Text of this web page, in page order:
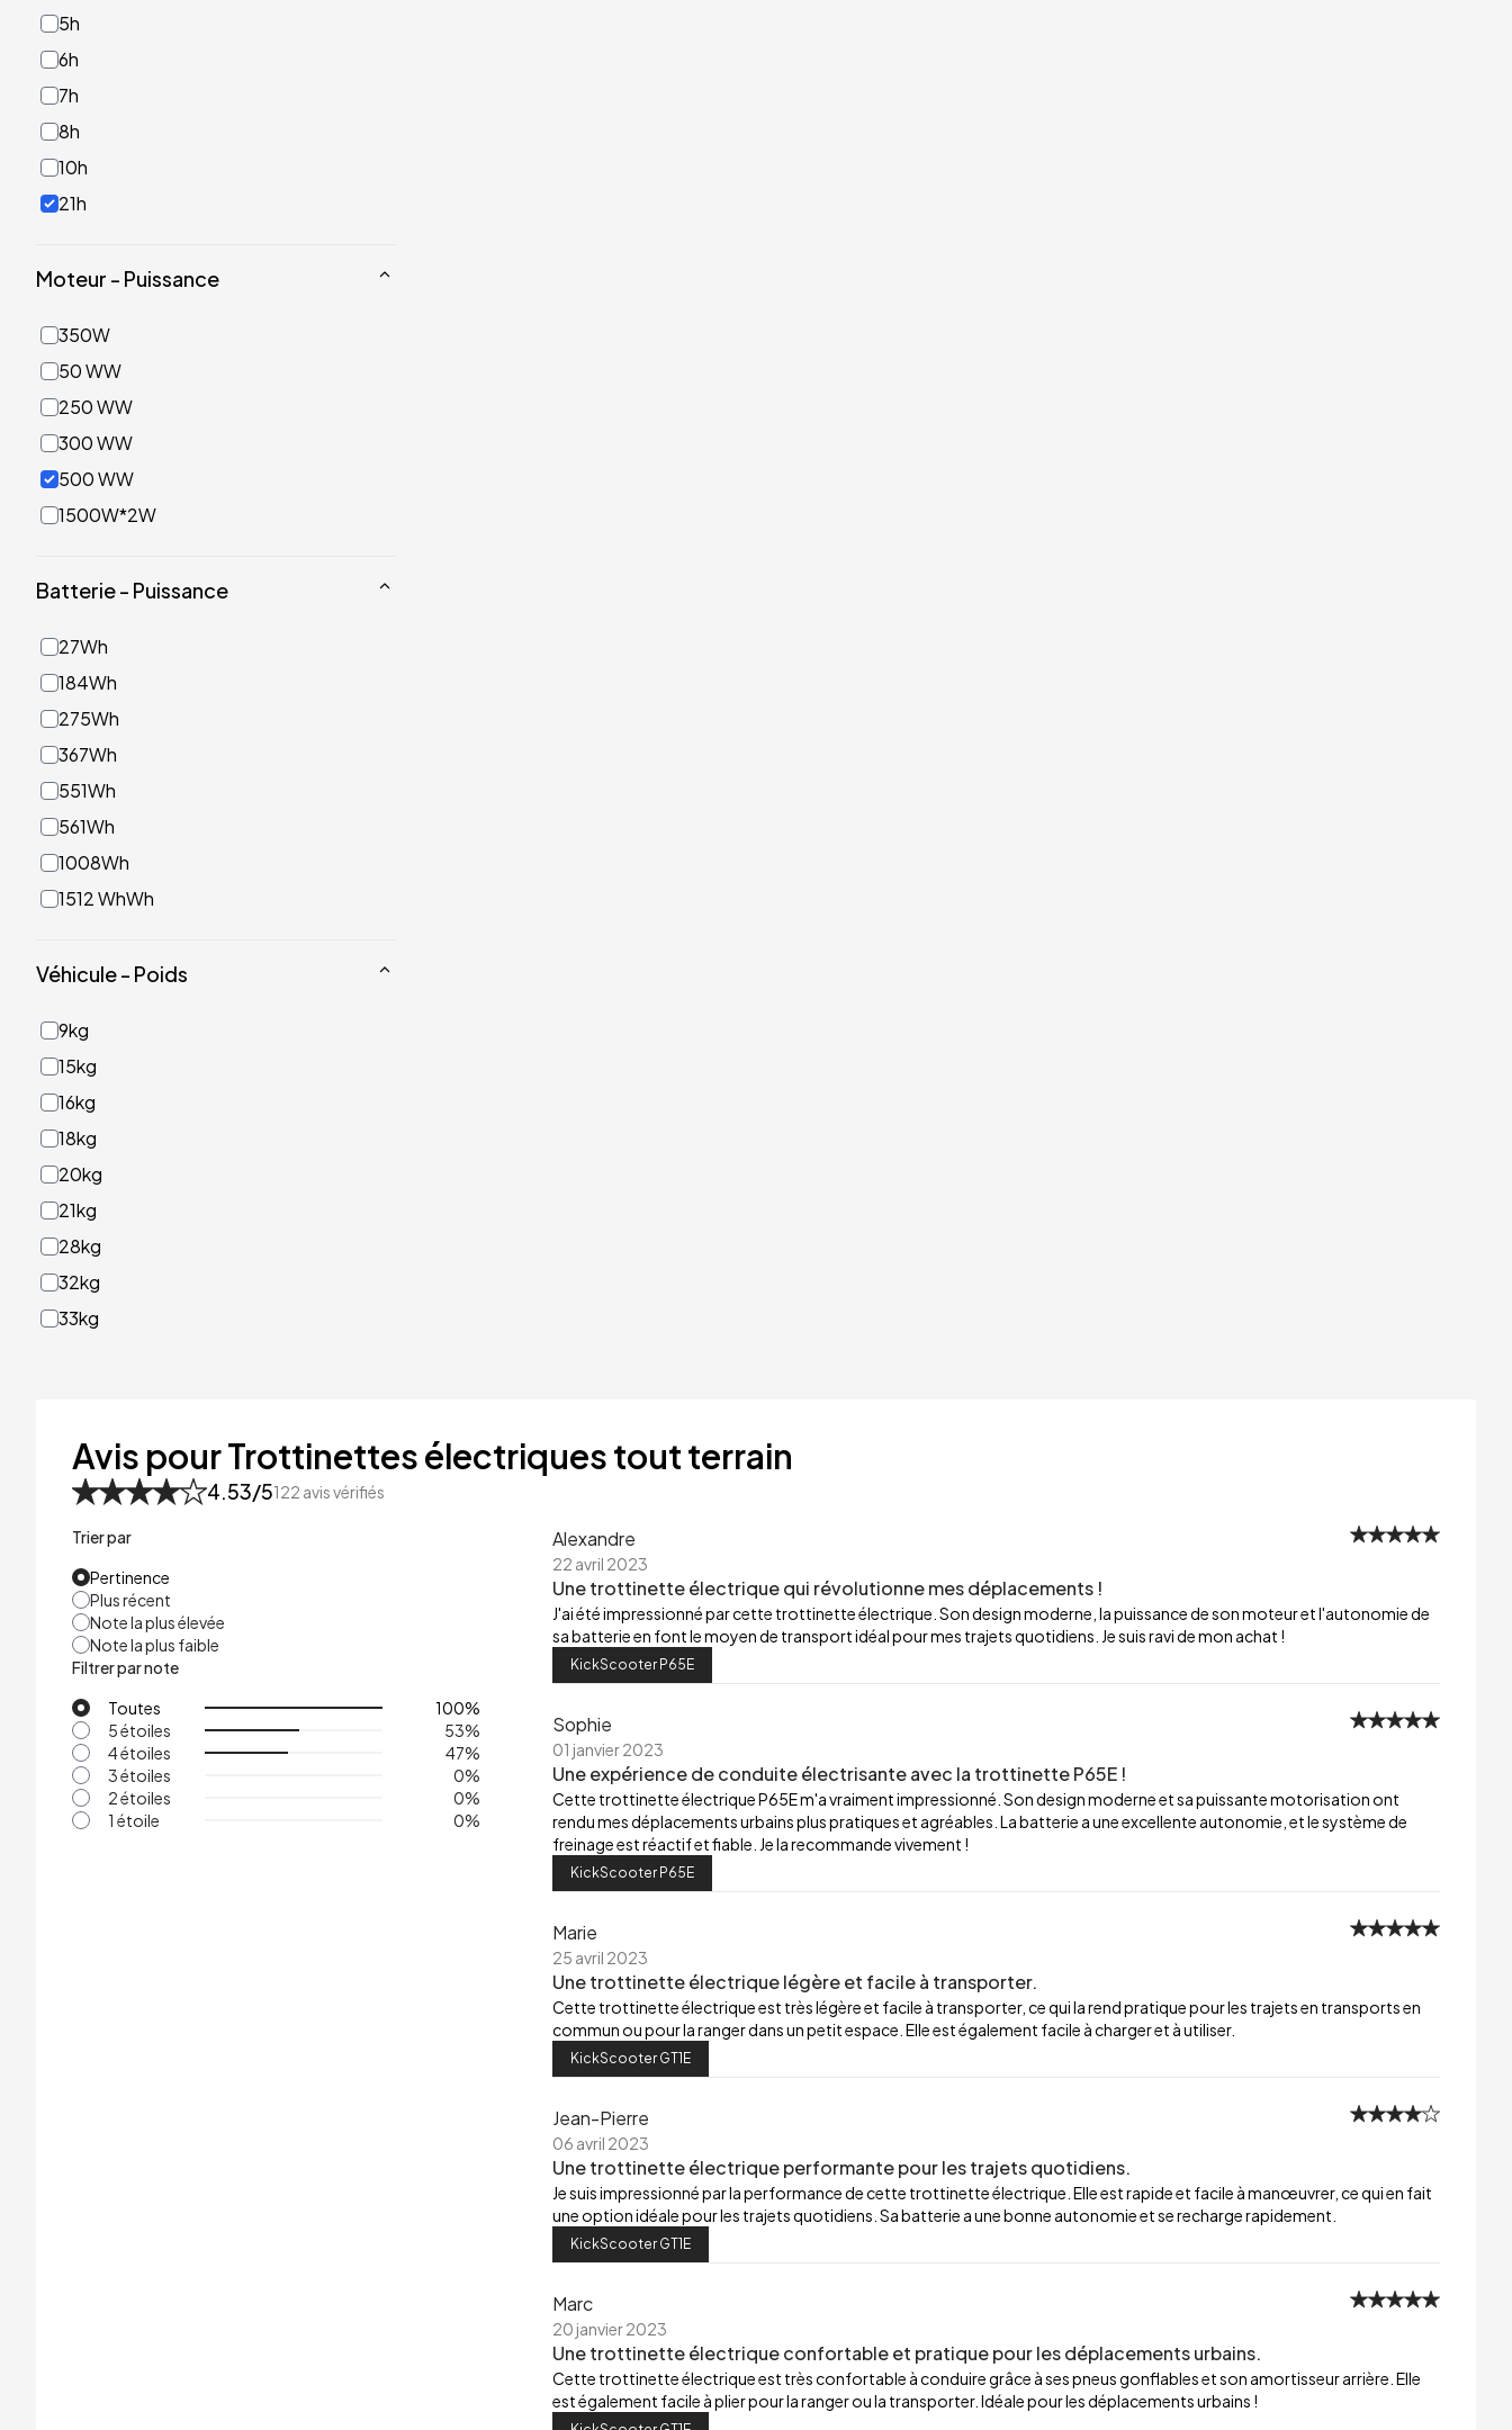
5h
6h
7h
8h
10h
21h
Moteur - Puissance
350W
50 WW
250 WW
300 WW
500 WW
1500W*2W
Batterie - Puissance
27Wh
184Wh
275Wh
367Wh
551Wh
561Wh
1008Wh
1512 WhWh
Véhicule - Poids
9kg
15kg
16kg
18kg
20kg
21kg
28kg
32kg
33kg
53kg
Avis pour Trottinettes électriques tout terrain
4.53/5122 avis vérifiés
Trier par
Pertinence
Plus récent
Note la plus élevée
Note la plus faible
Filtrer par note
Toutes
100%
5 étoiles
53%
4 étoiles
47%
3 étoiles
0%
2 étoiles
0%
1 étoile
0%
Alexandre
22 avril 2023
Une trottinette électrique qui révolutionne mes déplacements !
J'ai été impressionné par cette trottinette électrique. Son design moderne, la puissance de son moteur et l'autonomie de
sa batterie en font le moyen de transport idéal pour mes trajets quotidiens. Je suis ravi de mon achat !
KickScooter P65E
Sophie
01 janvier 2023
Une expérience de conduite électrisante avec la trottinette P65E !
Cette trottinette électrique P65E m'a vraiment impressionné. Son design moderne et sa puissante motorisation ont
rendu mes déplacements urbains plus pratiques et agréables. La batterie a une excellente autonomie, et le système de
freinage est réactif et fiable. Je la recommande vivement !
KickScooter P65E
Marie
25 avril 2023
Une trottinette électrique légère et facile à transporter.
Cette trottinette électrique est très légère et facile à transporter, ce qui la rend pratique pour les trajets en transports en
commun ou pour la ranger dans un petit espace. Elle est également facile à charger et à utiliser.
KickScooter GT1E
Jean-Pierre
06 avril 2023
Une trottinette électrique performante pour les trajets quotidiens.
Je suis impressionné par la performance de cette trottinette électrique. Elle est rapide et facile à manœuvrer, ce qui en fait
une option idéale pour les trajets quotidiens. Sa batterie a une bonne autonomie et se recharge rapidement.
KickScooter GT1E
Marc
20 janvier 2023
Une trottinette électrique confortable et pratique pour les déplacements urbains.
Cette trottinette électrique est très confortable à conduire grâce à ses pneus gonflables et son amortisseur arrière. Elle
est également facile à plier pour la ranger ou la transporter. Idéale pour les déplacements urbains !